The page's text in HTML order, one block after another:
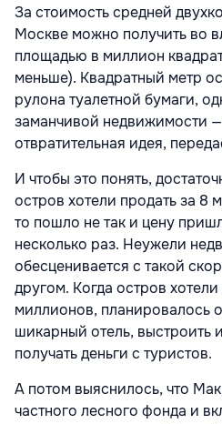
За стоимость средней
Москве можно получить во
площадью в миллион
меньше). Квадратный метр
рулона туалетной бумаги,
заманчивой недвижимости
отвратительная идея,
И чтобы это понять,
остров хотели продать за 8
то пошло не так и цену
несколько раз. Неужели
обесценивается с такой
другом. Когда остров
миллионов, планировалось
шикарный отель, выстроить
получать деньги с туристов.
А потом выяснилось, что
частного лесного фонда и